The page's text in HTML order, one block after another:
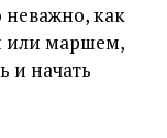
неважно, как
или маршем,
и начать